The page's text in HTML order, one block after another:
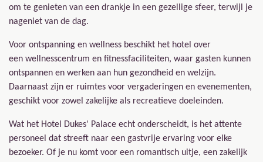
om te genieten van een drankje in een gezellige sfeer, terwijl je
nageniet van de dag.
Voor ontspanning en wellness beschikt het hotel over
een wellnesscentrum en fitnessfaciliteiten, waar gasten kunnen
ontspannen en werken aan hun gezondheid en welzijn.
Daarnaast zijn er ruimtes voor vergaderingen en evenementen,
geschikt voor zowel zakelijke als recreatieve doeleinden.
Wat het Hotel Dukes' Palace echt onderscheidt, is het attente
personeel dat streeft naar een gastvrije ervaring voor elke
bezoeker. Of je nu komt voor een romantisch uitje, een zakelijk